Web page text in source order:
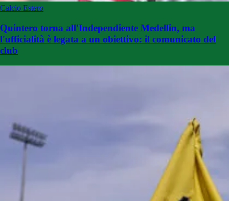
Calcio Estero
Quintero torna all'Independiente Medellin, ma
l'ufficialità è legata a un obiettivo: il comunicato del
club